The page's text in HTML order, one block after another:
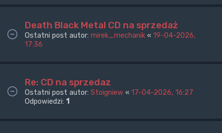
Death Black Metal CD na sprzedaż
Ostatni post autor: mirek_mechanik « 19-04-2026,
17:36
Re: CD na sprzedaz
Ostatni post autor: Stoigniew « 17-04-2026, 16:27
Odpowiedzi: 1